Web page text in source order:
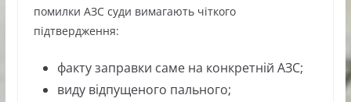
помилки АЗС суди вимагають чіткого
підтвердження:
факту заправки саме на конкретній АЗС;
виду відпущеного пального;